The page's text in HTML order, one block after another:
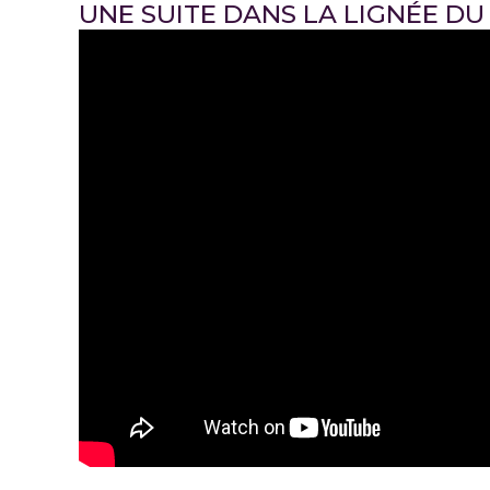
UNE SUITE DANS LA LIGNÉE